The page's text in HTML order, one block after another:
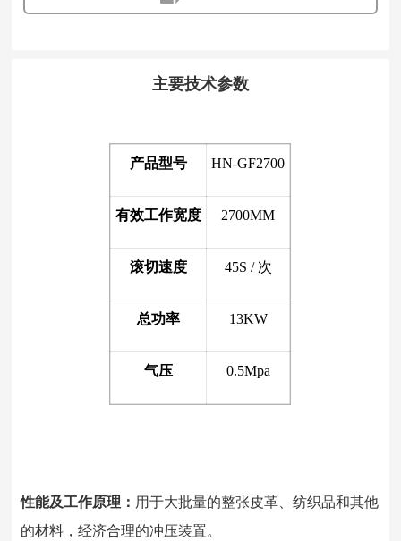
主要技术参数
产品型号 HN-GF2700
有效工作宽度 2700MM
滚切速度 45S / 次
总功率 13KW
气压 0.5Mpa
性能及工作原理： 用于大批量的整张皮革、纺织品和其他
的材料，经济合理的冲压装置。